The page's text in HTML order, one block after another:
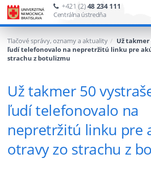
+421 (2)48 234 111
Centrálna ústredňa
Tlačové správy, oznamy a aktuality
Už takmer
ľudí telefonovalo na nepretržitú linku pre
strachu z botulizmu
Už takmer 50
ľudí telefonovalo na
nepretržitú linku pre
otravy zo strachu z